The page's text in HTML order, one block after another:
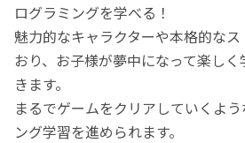
ログラミングを学べる！
魅力的なキャラクターや本格的な
おり、お子様が夢中になって楽し
きます。
まるでゲームをクリアしていくよ
ング学習を進められます。